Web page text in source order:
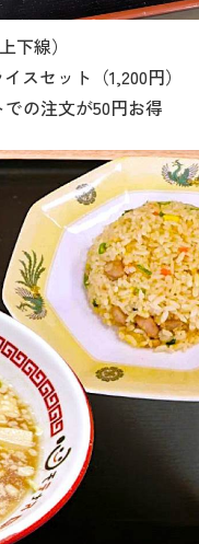
下線）
スセット（1,200円）
の注文が50円お得